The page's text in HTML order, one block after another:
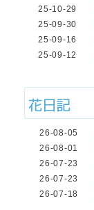
25-10-29
25-09-30
25-09-16
25-09-12
26-08-05
26-08-01
26-07-23
26-07-23
26-07-18